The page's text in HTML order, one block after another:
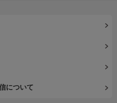
について